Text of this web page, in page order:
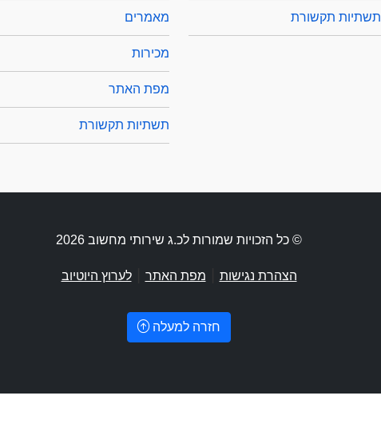
תשתיות תקשורת מאמרים
מכירות
מפת האתר
תשתיות תקשורת
© כל הזכויות שמורות לכ.ג שירותי מחשוב 2026
הצהרת נגישות מפת האתר |לערוץ היוטיוב
חזרה למעלה